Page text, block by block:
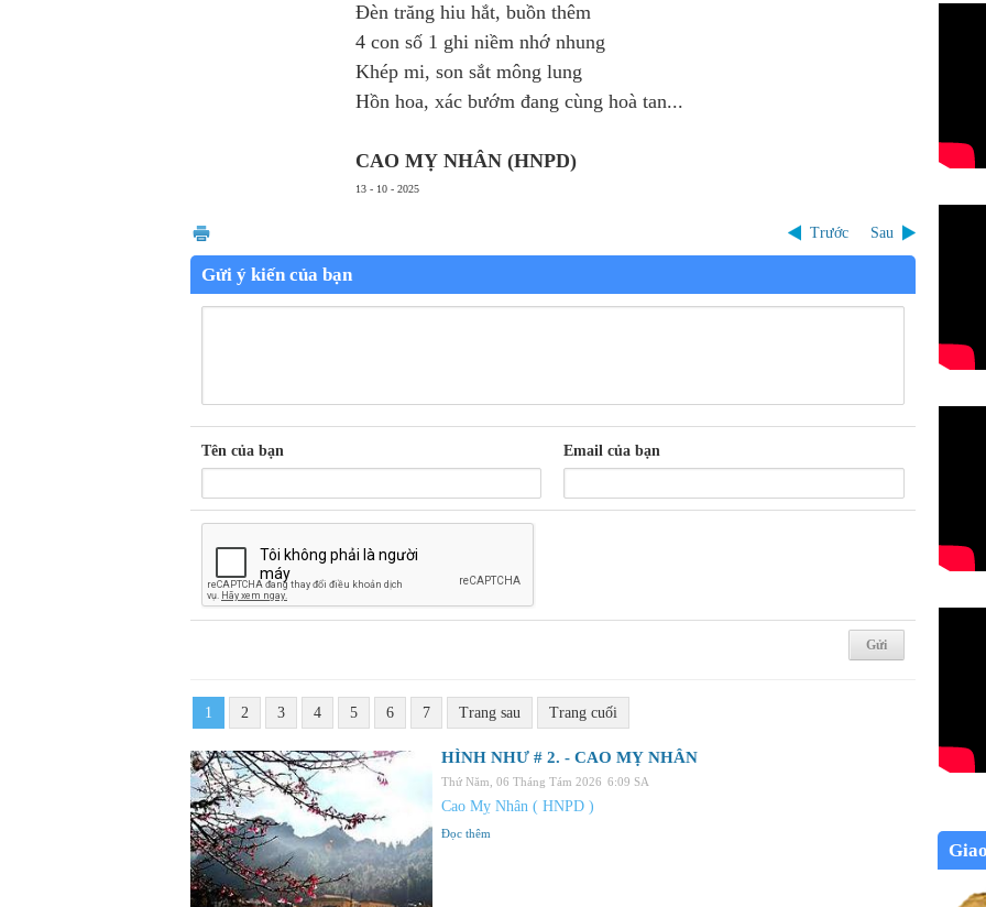
Đèn trăng hiu hắt, buồn thêm
4 con số 1 ghi niềm nhớ nhung
Khép mi, son sắt mông lung
Hồn hoa, xác bướm đang cùng hoà tan...
CAO MỴ NHÂN (HNPD)
13 - 10 - 2025
Trước Sau
Gửi ý kiến của bạn
Tên của bạn Email của bạn
1 2 3 4 5 6 7 Trang sau Trang cuối
HÌNH NHƯ # 2. - CAO MỴ NHÂN
Thứ Năm, 06 Tháng Tám 2026 6:09 SA
Cao Mỵ Nhân ( HNPD )
Đọc thêm